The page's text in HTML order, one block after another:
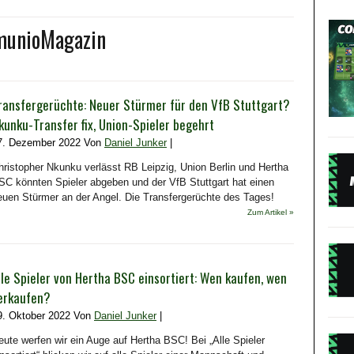
Neuer Stürmer für den VfB Stuttgart?
Transfer fix, Union-Spieler begehrt
Dezember 2022 Von Daniel Junker|
Nkunku verlässt RB Leipzig, Union Berlin und Hertha
könnten Spieler abgeben und der VfB Stuttgart hat einen
Stürmer an der Angel. Die Transfergerüchte des Tages!
Zum Artikel »
Spieler von Hertha BSC einsortiert: Wen kaufen, wen
Oktober 2022 Von Daniel Junker|
werfen wir ein Auge auf Hertha BSC! Bei „Alle Spieler